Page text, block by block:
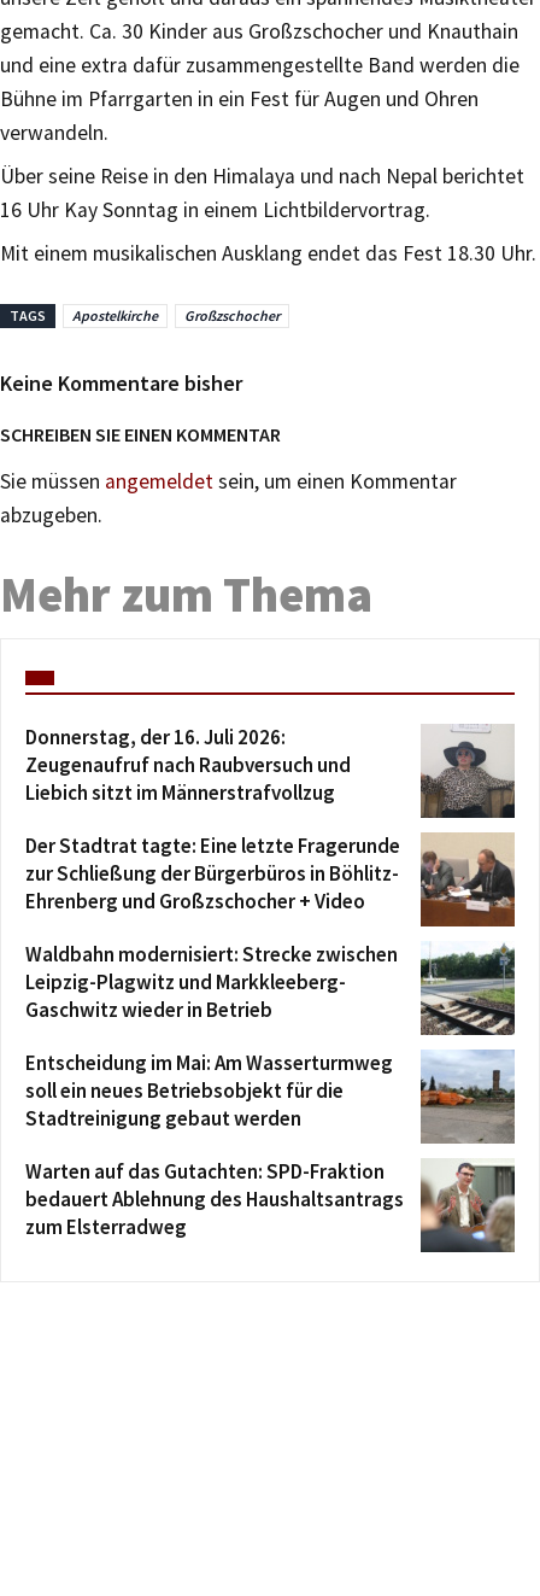
gemacht. Ca. 30 Kinder aus Großzschocher und Knauthain
und eine extra dafür zusammengestellte Band werden die
Bühne im Pfarrgarten in ein Fest für Augen und Ohren
verwandeln.
Über seine Reise in den Himalaya und nach Nepal berichtet
16 Uhr Kay Sonntag in einem Lichtbildervortrag.
Mit einem musikalischen Ausklang endet das Fest 18.30 Uhr.
TAGS Apostelkirche Großzschocher
Keine Kommentare bisher
SCHREIBEN SIE EINEN KOMMENTAR
Sie müssen angemeldetsein, um einen Kommentar
abzugeben.
Mehr zum Thema
Donnerstag, der 16. Juli 2026:
Zeugenaufruf nach Raubversuch und
Liebich sitzt im Männer­strafvollzug
Der Stadtrat tagte: Eine letzte Fragerunde
zur Schließung der Bürgerbüros in Böhlitz-
Ehrenberg und Großzschocher + Video
Waldbahn modernisiert: Strecke zwischen
Leipzig-Plagwitz und Markkleeberg-
Gaschwitz wieder in Betrieb
Entscheidung im Mai: Am Wasserturmweg
soll ein neues Betriebsobjekt für die
Stadtreinigung gebaut werden
Warten auf das Gutachten: SPD-Fraktion
bedauert Ablehnung des Haushaltsantrags
zum Elsterradweg